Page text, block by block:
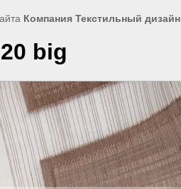
Компания Текстильный дизайн
big